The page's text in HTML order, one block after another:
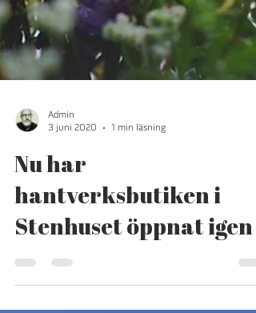
3 juni 2020
1 min läsning
Nu har
hantverksbutiken i